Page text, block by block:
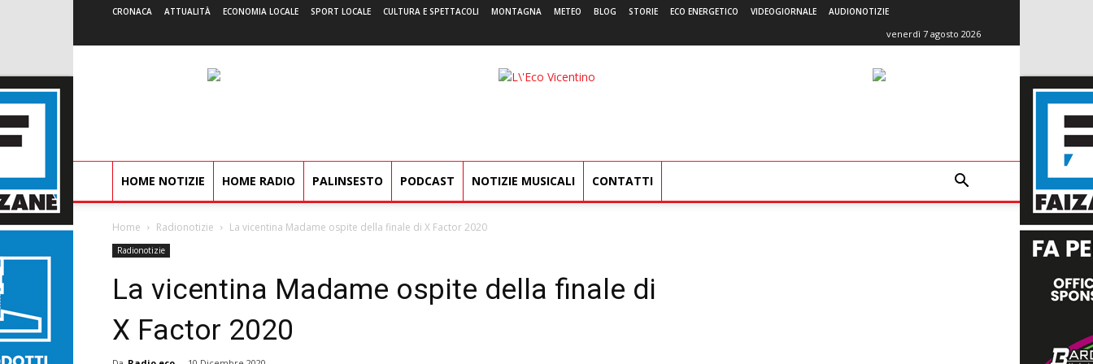
CRONACA ATTUALITÀ ECONOMIA LOCALE SPORT LOCALE CULTURA E SPETTACOLI MONTAGNA METEO BLOG STORIE ECO ENERGETICO VIDEOGIORNALE AUDIONOTIZIE
venerdì 7 agosto 2026
L'Eco
HOME NOTIZIE HOME RADIO PALINSESTO PODCAST NOTIZIE MUSICALI CONTATTI
Home Radionotizie La vicentina Madame ospite della finale di X Factor 2020
Radionotizie
La vicentina Madame ospite della finale di
X Factor 2020